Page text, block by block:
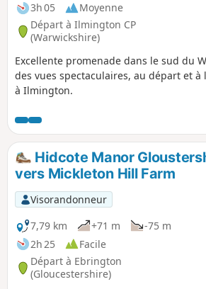
3h 05
Moyenne
Départ à Ilmington CP
(Warwickshire)
Excellente promenade dans le sud du
des vues spectaculaires, au départ et à
à Ilmington.
Hidcote Manor
vers Mickleton Hill Farm
Visorandonneur
7,79 km
+71 m
-75 m
2h 25
Facile
Départ à Ebrington
(Gloucestershire)